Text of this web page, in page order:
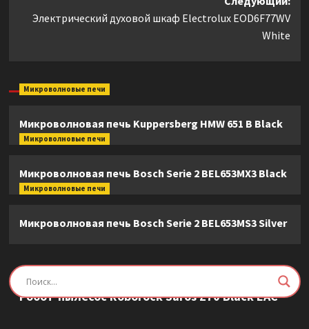
Электрический духовой шкаф Electrolux EOD6F77WV
White
Микроволновые печи
Микроволновая печь Kuppersberg HMW 651 B Black
Микроволновые печи
Микроволновая печь Bosch Serie 2 BEL653MX3 Black
Микроволновые печи
Микроволновая печь Bosch Serie 2 BEL653MS3 Silver
Пылесосы
Робот-пылесос Roborock Saros Z70 Black EAC